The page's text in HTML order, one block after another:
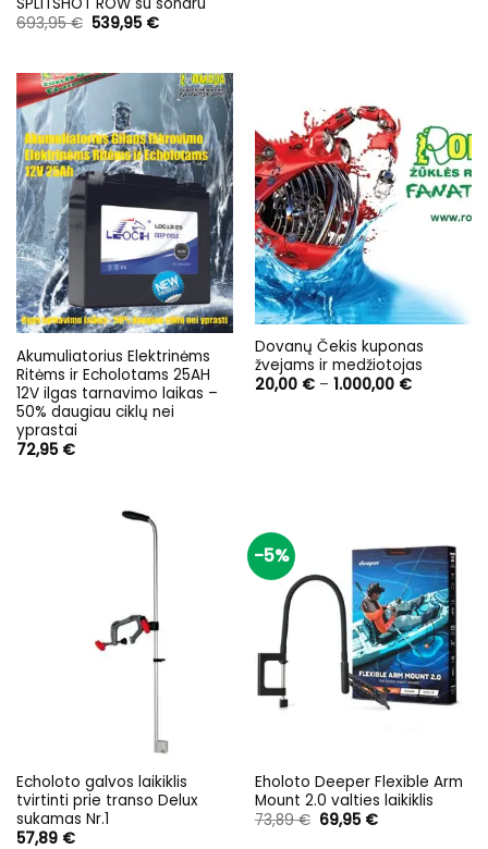
693,95€ Original
price
539,95 €Current
Akumuliatorius Elektrinėms
Ritėms ir Echolotams 25AH
12V ilgas tarnavimo laikas –
50% daugiau ciklų nei
yprastai
72,95 €
Dovanų Čekis kuponas
žvejams ir medžiotojas
20,00 € – 1.000,00 €Price
Echoloto galvos laikiklis
tvirtinti prie transo Delux
sukamas Nr.1
57,89 €
-5%
Eholoto Deeper Flexible Arm
Mount 2.0 valties laikiklis
73,89€ Original
price
69,95 €Current